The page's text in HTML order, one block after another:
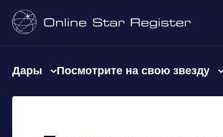
Дары Посмотрите на свою звезду